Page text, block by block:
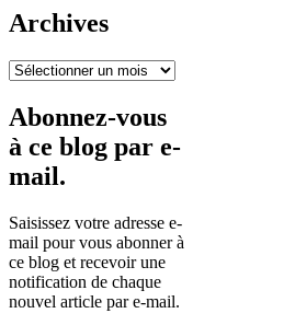
Archives
Archives
Abonnez-vous
à ce blog par e-
mail.
Saisissez votre adresse e-
mail pour vous abonner à
ce blog et recevoir une
notification de chaque
nouvel article par e-mail.